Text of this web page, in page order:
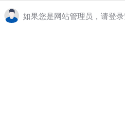
如果您是网站管理员，请登